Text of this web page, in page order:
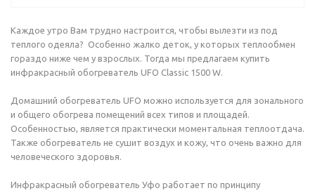
Каждое утро Вам трудно настроится, чтобы вылезти из под
теплого одеяла? Особенно жалко деток, у которых теплообмен
гораздо ниже чем у взрослых. Тогда мы предлагаем купить
инфракрасный обогреватель UFO Classic 1500 W.
Домашний обогреватель UFO можно используется для зонального
и общего обогрева помещений всех типов и площадей.
Особенностью, является практически моментальная теплоотдача.
Также обогреватель не сушит воздух и кожу, что очень важно для
человеческого здоровья.
Инфракрасный обогреватель Уфо работает по принципу